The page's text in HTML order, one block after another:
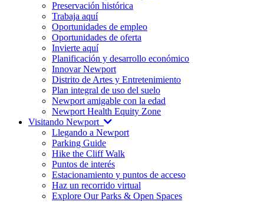
Preservación histórica
Trabaja aquí
Oportunidades de empleo
Oportunidades de oferta
Invierte aquí
Planificación y desarrollo económico
Innovar Newport
Distrito de Artes y Entretenimiento
Plan integral de uso del suelo
Newport amigable con la edad
Newport Health Equity Zone
Visitando Newport
Llegando a Newport
Parking Guide
Hike the Cliff Walk
Puntos de interés
Estacionamiento y puntos de acceso
Haz un recorrido virtual
Explore Our Parks & Open Spaces